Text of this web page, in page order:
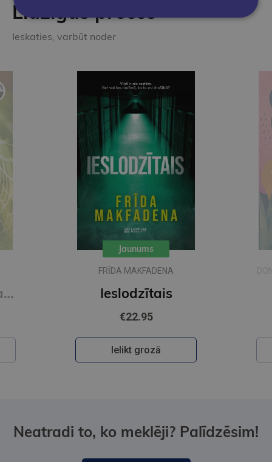
Līdzīgas preces
Ieskaties, varbūt noder
Zīda neceļi. Vakara romāns
Jaunums
FRĪDA MAKFADENA
Ieslodzītais
€22.95
Ielikt grozā
Neatradi to, ko meklēji? Palīdzēsim!